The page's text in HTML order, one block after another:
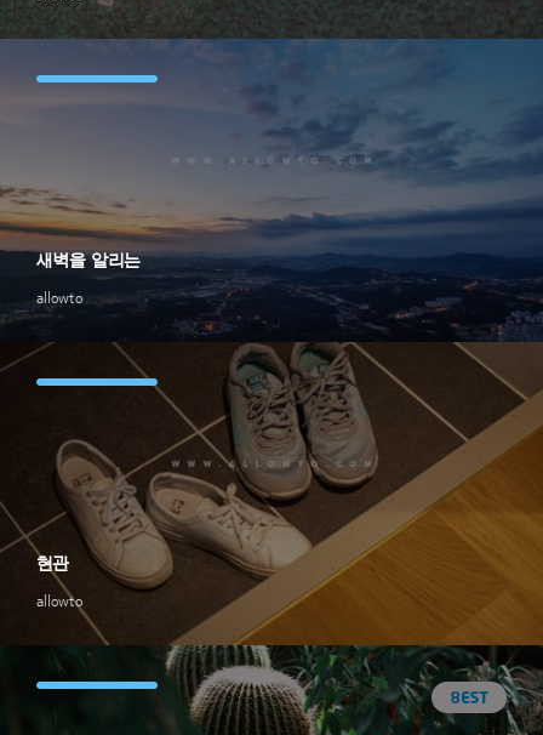
allowto
새벽을 알리는
allowto
현관